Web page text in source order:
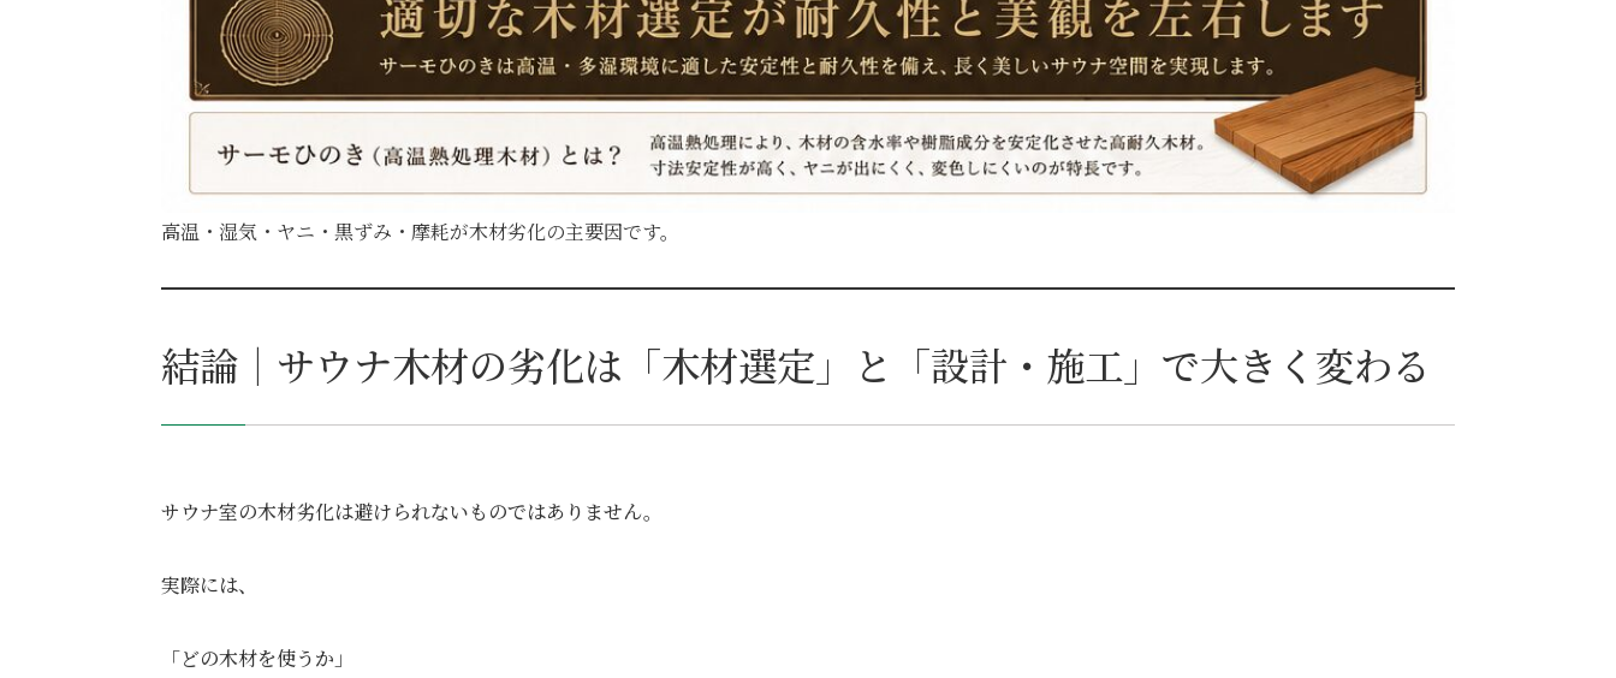
高温・湿気・ヤニ・黒ずみ・摩耗が木材劣化の主要因です。
結論｜サウナ木材の劣化は「木材選定」と「設計・施工」で大きく変わる
サウナ室の木材劣化は避けられないものではありません。
実際には、
「どの木材を使うか」